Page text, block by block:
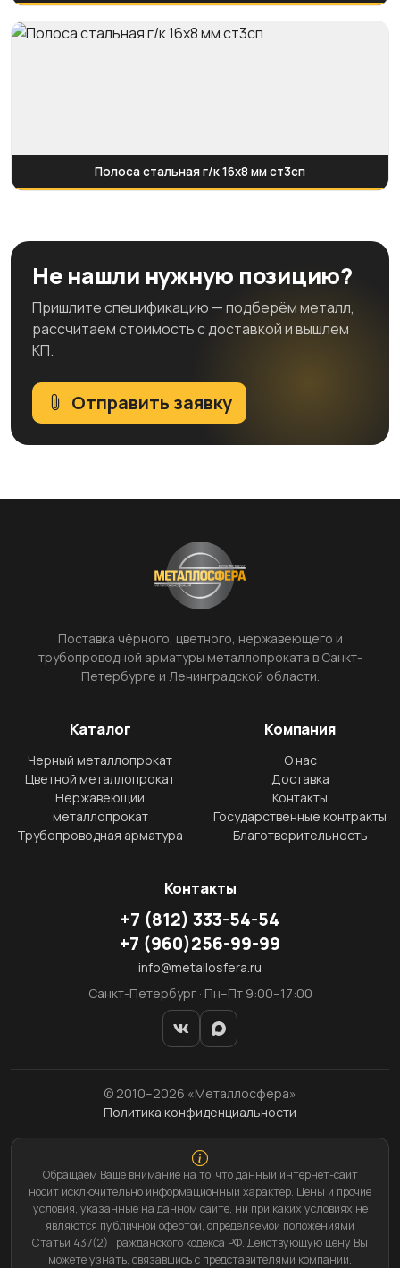
Полоса стальная г/к 16х8 мм ст3сп
Не нашли нужную позицию?
Пришлите спецификацию — подберём металл,
рассчитаем стоимость с доставкой и вышлем
КП.
Отправить заявку
Поставка чёрного, цветного, нержавеющего и
трубопроводной арматуры металлопроката в Санкт-
Петербурге и Ленинградской области.
Каталог
Черный металлопрокат
Цветной металлопрокат
Нержавеющий
металлопрокат
Трубопроводная арматура
Компания
О нас
Доставка
Контакты
Государственные контракты
Благотворительность
Контакты
+7 (812) 333-54-54
+7 (960)256-99-99
info@metallosfera.ru
Санкт-Петербург · Пн–Пт 9:00–17:00
© 2010–2026 «Металлосфера»
Политика конфиденциальности
Обращаем Ваше внимание на то, что данный интернет-сайт
носит исключительно информационный характер. Цены и прочие
условия, указанные на данном сайте, ни при каких условиях не
являются публичной офертой, определяемой положениями
Статьи 437(2) Гражданского кодекса РФ. Действующую цену Вы
можете узнать, связавшись с представителями компании.